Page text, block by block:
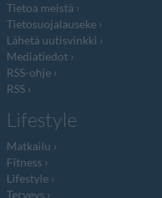
Tietoa meistä
Tietosuojalauseke
Lähetä uutisvinkki
Mediatiedot
RSS-ohje
RSS
Lifestyle
Matkailu
Fitness
Lifestyle
Terveys